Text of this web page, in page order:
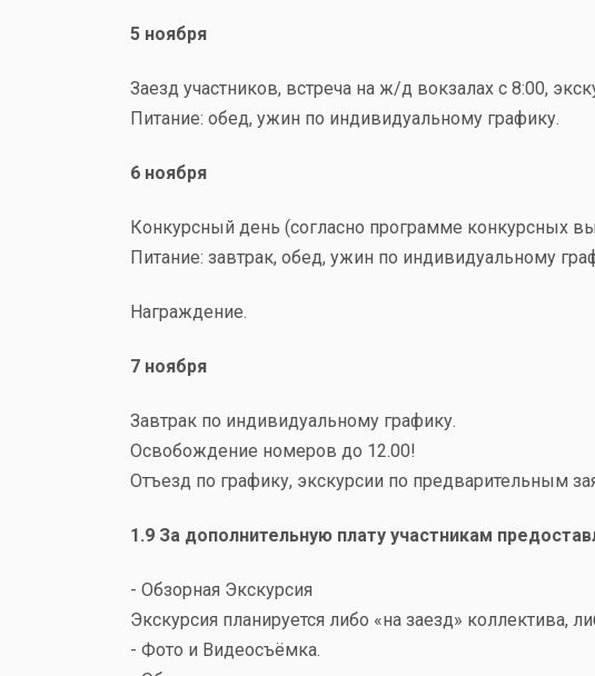
5 ноября
Заезд участников, встреча на ж/д вокзалах с 8:00,
Питание: обед, ужин по индивидуальному графику.
6 ноября
Конкурсный день (согласно программе конкурсных
Питание: завтрак, обед, ужин по индивидуальному
Награждение.
7 ноября
Завтрак по индивидуальному графику.
Освобождение номеров до 12.00!
Отъезд по графику, экскурсии по предварительным
1.9 За дополнительную плату участникам
- Обзорная Экскурсия
Экскурсия планируется либо «на заезд» коллектива,
- Фото и Видеосъёмка.